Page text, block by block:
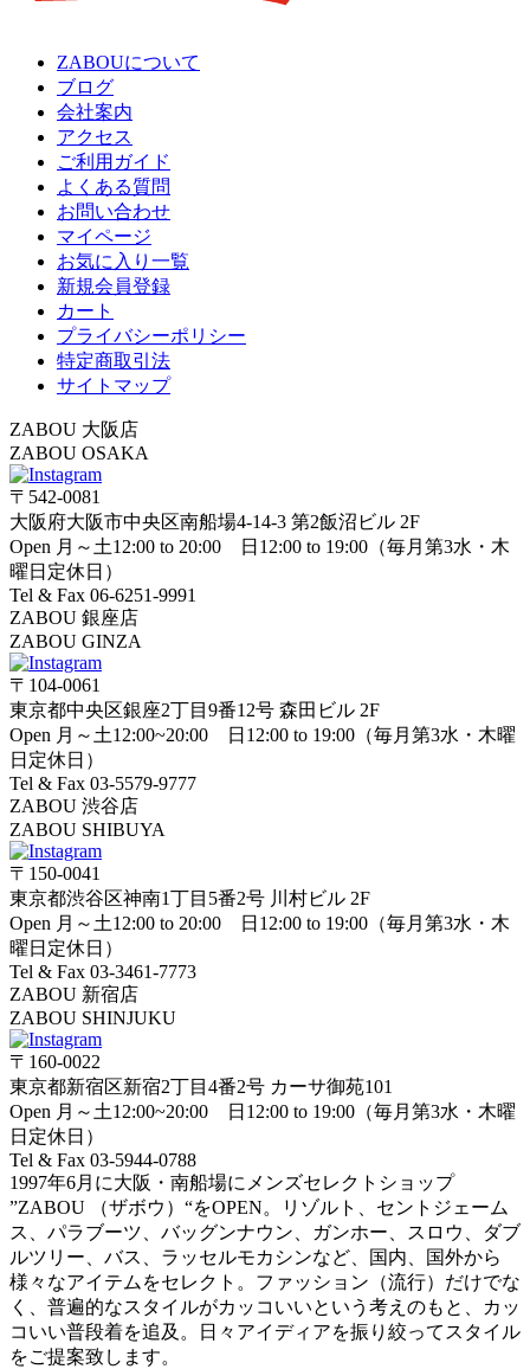
ZABOUについて
ブログ
会社案内
アクセス
ご利用ガイド
よくある質問
お問い合わせ
マイページ
お気に入り一覧
新規会員登録
カート
プライバシーポリシー
特定商取引法
サイトマップ
ZABOU 大阪店
ZABOU OSAKA
〒542-0081
大阪府大阪市中央区南船場4-14-3 第2飯沼ビル 2F
Open 月～土12:00 to 20:00 日12:00 to 19:00（毎月第3水・木
曜日定休日）
Tel & Fax 06-6251-9991
ZABOU 銀座店
ZABOU GINZA
〒104-0061
東京都中央区銀座2丁目9番12号 森田ビル 2F
Open 月～土12:00~20:00 日12:00 to 19:00（毎月第3水・木曜
日定休日）
Tel & Fax 03-5579-9777
ZABOU 渋谷店
ZABOU SHIBUYA
〒150-0041
東京都渋谷区神南1丁目5番2号 川村ビル 2F
Open 月～土12:00 to 20:00 日12:00 to 19:00（毎月第3水・木
曜日定休日）
Tel & Fax 03-3461-7773
ZABOU 新宿店
ZABOU SHINJUKU
〒160-0022
東京都新宿区新宿2丁目4番2号 カーサ御苑101
Open 月～土12:00~20:00 日12:00 to 19:00（毎月第3水・木曜
日定休日）
Tel & Fax 03-5944-0788
1997年6月に大阪・南船場にメンズセレクトショップ
”ZABOU （ザボウ）“をOPEN。リゾルト、セントジェーム
ス、パラブーツ、バッグンナウン、ガンホー、スロウ、ダブ
ルツリー、バス、ラッセルモカシンなど、国内、国外から
様々なアイテムをセレクト。ファッション（流行）だけでな
く、普遍的なスタイルがカッコいいという考えのもと、カッ
コいい普段着を追及。日々アイディアを振り絞ってスタイル
をご提案致します。